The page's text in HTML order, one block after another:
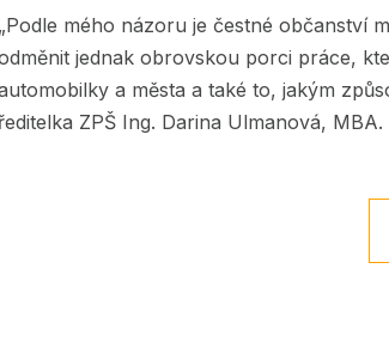
„Podle mého názoru je čestné občanství
jednak obrovskou porci práce,
a města a také to, jakým
ředitelka ZPŠ Ing. Darina Ulmanová, MBA.